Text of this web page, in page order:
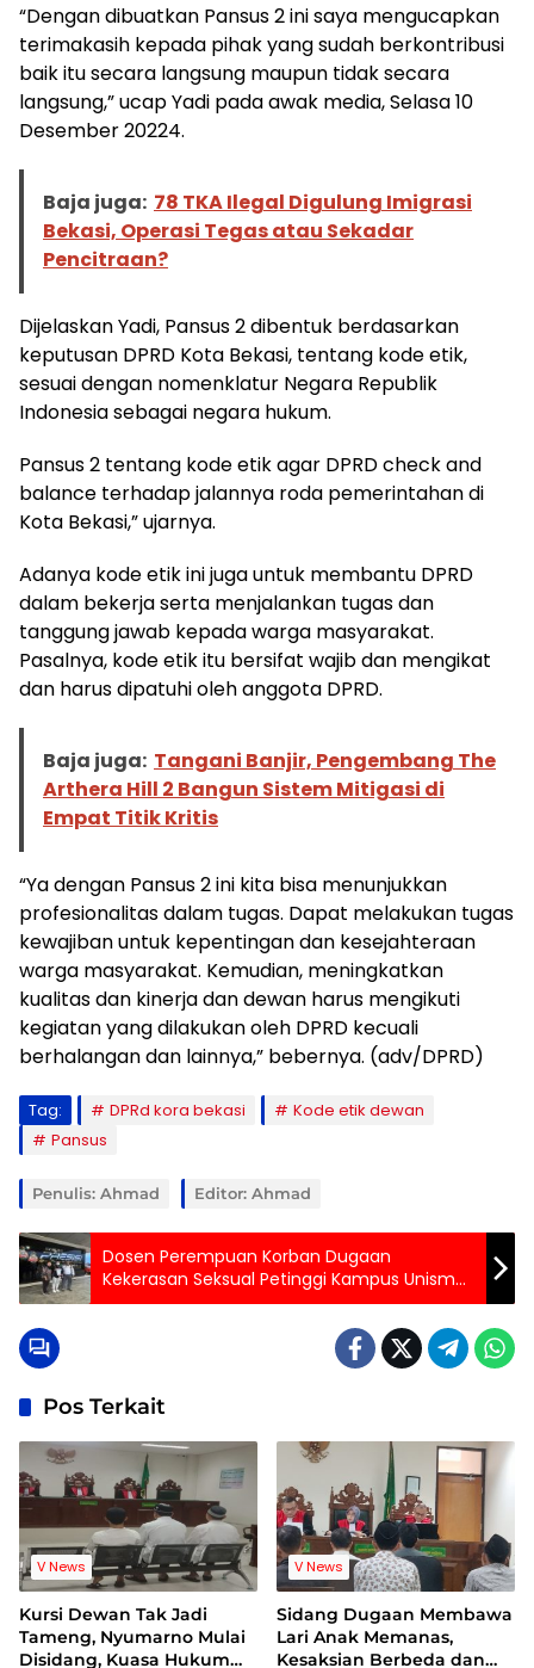
“Dengan dibuatkan Pansus 2 ini saya mengucapkan
terimakasih kepada pihak yang sudah berkontribusi
baik itu secara langsung maupun tidak secara
langsung,” ucap Yadi pada awak media, Selasa 10
Desember 20224.
Baja juga: 78 TKA Ilegal Digulung Imigrasi
Bekasi, Operasi Tegas atau Sekadar
Pencitraan?
Dijelaskan Yadi, Pansus 2 dibentuk berdasarkan
keputusan DPRD Kota Bekasi, tentang kode etik,
sesuai dengan nomenklatur Negara Republik
Indonesia sebagai negara hukum.
Pansus 2 tentang kode etik agar DPRD check and
balance terhadap jalannya roda pemerintahan di
Kota Bekasi,” ujarnya.
Adanya kode etik ini juga untuk membantu DPRD
dalam bekerja serta menjalankan tugas dan
tanggung jawab kepada warga masyarakat.
Pasalnya, kode etik itu bersifat wajib dan mengikat
dan harus dipatuhi oleh anggota DPRD.
Baja juga: Tangani Banjir, Pengembang The
Arthera Hill 2 Bangun Sistem Mitigasi di
Empat Titik Kritis
“Ya dengan Pansus 2 ini kita bisa menunjukkan
profesionalitas dalam tugas. Dapat melakukan tugas
kewajiban untuk kepentingan dan kesejahteraan
warga masyarakat. Kemudian, meningkatkan
kualitas dan kinerja dan dewan harus mengikuti
kegiatan yang dilakukan oleh DPRD kecuali
berhalangan dan lainnya,” bebernya. (adv/DPRD)
Tag: DPRd kora bekasi
Kode etik dewan
Pansus
Penulis: Ahmad Editor: Ahmad
Dosen Perempuan Korban Dugaan
Kekerasan Seksual Petinggi Kampus Unisma
Lapor Polisi
Pos Terkait
V News
Kursi Dewan Tak Jadi
Tameng, Nyumarno Mulai
Disidang, Kuasa Hukum
V News
Sidang Dugaan Membawa
Lari Anak Memanas,
Kesaksian Berbeda dan